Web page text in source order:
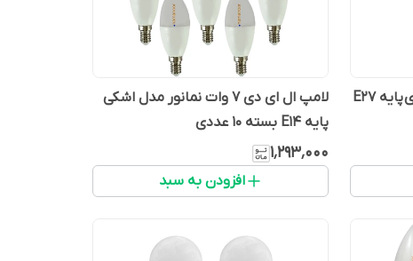
لامپ ال ای دی 7 وات نمانور مدل اشکی
پایه E14 بسته 10 عددی
۱٬۲۹۳٬۰۰۰
افزودن به سبد